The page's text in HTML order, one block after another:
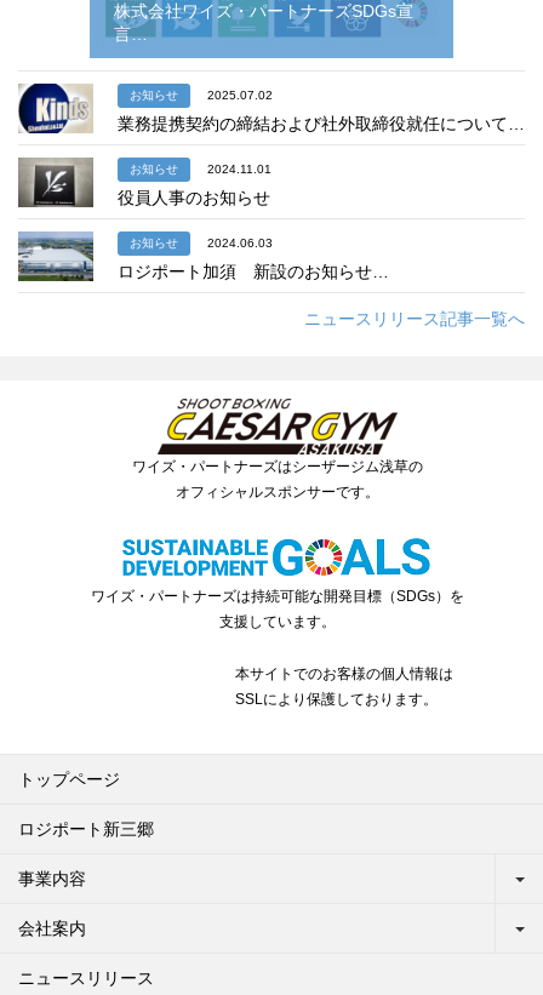
株式会社ワイズ・パートナーズSDGs宣
言…
お知らせ 2025.07.02
業務提携契約の締結および社外取締役就任について…
お知らせ 2024.11.01
役員人事のお知らせ
お知らせ 2024.06.03
ロジポート加須 新設のお知らせ…
ニュースリリース記事一覧へ
ワイズ・パートナーズはシーザージム浅草の
オフィシャルスポンサーです。
ワイズ・パートナーズは持続可能な開発目標（SDGs）を
支援しています。
本サイトでのお客様の個人情報は
SSLにより保護しております。
トップページ
ロジポート新三郷
事業内容
会社案内
ニュースリリース